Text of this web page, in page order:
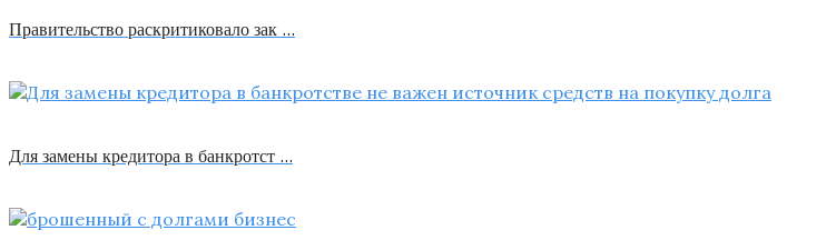
Правительство раскритиковало зак …
Для замены кредитора в банкротст …